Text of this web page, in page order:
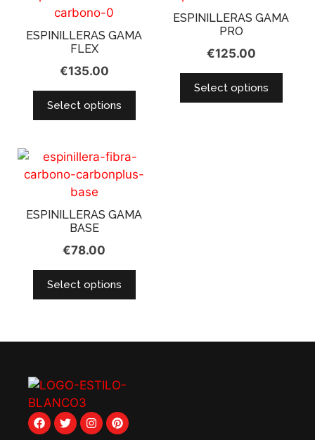
ESPINILLERAS GAMA
FLEX
€135.00
Select options
ESPINILLERAS GAMA
PRO
€125.00
Select options
ESPINILLERAS GAMA
BASE
€78.00
Select options